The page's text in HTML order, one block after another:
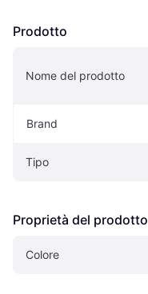
Prodotto
Nome del prodotto
Brand
Tipo
Proprietà del prodotto
Colore